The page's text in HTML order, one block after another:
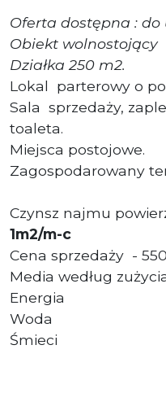
Oferta dostępna :
Obiekt wolnostojący
Działka 250 m2.
Lokal
parterowy o
Sala sprzedaży,
toaleta.
Miejsca postojowe.
Zagospodarowany
Czynsz najmu
1m2/m-c
Cena sprzedaży -
Media według
Energia
Woda
Śmieci